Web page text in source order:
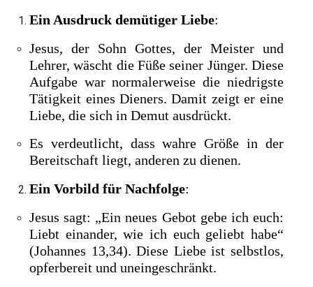
Ein Ausdruck demütiger Liebe:
Jesus, der Sohn Gottes, der Meister und
Lehrer, wäscht die Füße seiner Jünger. Diese
Aufgabe war normalerweise die niedrigste
Tätigkeit eines Dieners. Damit zeigt er eine
Liebe, die sich in Demut ausdrückt.
Es verdeutlicht, dass wahre Größe in der
Bereitschaft liegt, anderen zu dienen.
Ein Vorbild für Nachfolge:
Jesus sagt: „Ein neues Gebot gebe ich euch:
Liebt einander, wie ich euch geliebt habe“
(Johannes 13,34). Diese Liebe ist selbstlos,
opferbereit und uneingeschränkt.